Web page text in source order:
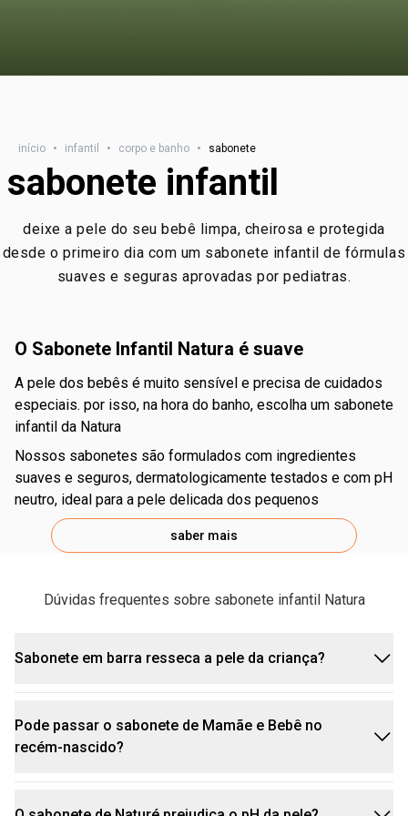
início • infantil • corpo e banho • sabonete
sabonete infantil
deixe a pele do seu bebê limpa, cheirosa e protegida
desde o primeiro dia com um sabonete infantil de fórmulas
suaves e seguras aprovadas por pediatras.
o Sabonete Infantil Natura é suave
a pele dos bebês é muito sensível e precisa de cuidados
especiais. por isso, na hora do banho, escolha um sabonete
infantil da Natura
nossos sabonetes são formulados com ingredientes
suaves e seguros, dermatologicamente testados e com pH
neutro, ideal para a pele delicada dos pequenos
saber mais
linha Natura Mamãe e Bebê
Espuma Relaxante Mamãe e Bebê:
Sabonete Líquido da Cabeça aos Pés Mamãe e Bebê:
Dúvidas frequentes sobre sabonete infantil Natura
Sabonete em barra resseca a pele da criança?
A pele das crianças é mais delicada que a dos
adultos, por isso, a opção em barra pode ressecá-la,
dependendo de seus ingredientes. Escolha um
Pode passar o sabonete de Mamãe e Bebê no
recém-nascido?